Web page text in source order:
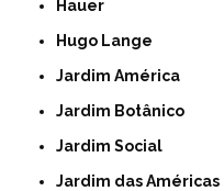
Hauer
Hugo Lange
Jardim América
Jardim Botânico
Jardim Social
Jardim das Américas